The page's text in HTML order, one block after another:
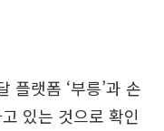
플랫폼 ‘부릉’과 손
있는 것으로 확인